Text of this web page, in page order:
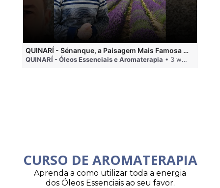
QUINARÍ - Sénanque, a Paisagem Mais Famosa da Aromaterapia
QUINARÍ - Óleos Essenciais e Aromaterapia • 3 weeks ago
CURSO DE AROMATERAPIA
Aprenda a como utilizar toda a energia
dos Óleos Essenciais ao seu favor.